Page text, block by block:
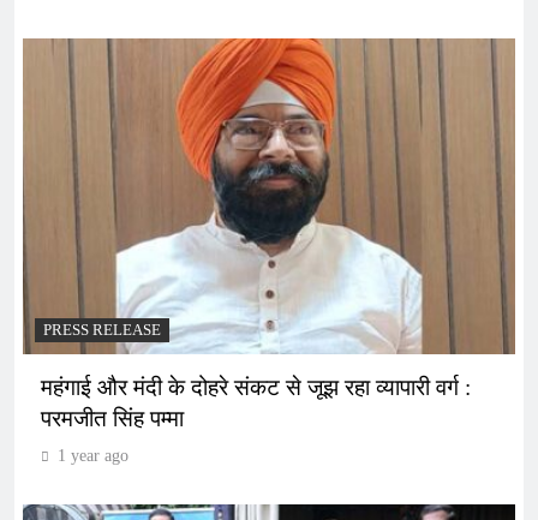
PRESS RELEASE
महंगाई और मंदी के दोहरे संकट से जूझ रहा व्यापारी वर्ग :
परमजीत सिंह पम्मा
1 year ago